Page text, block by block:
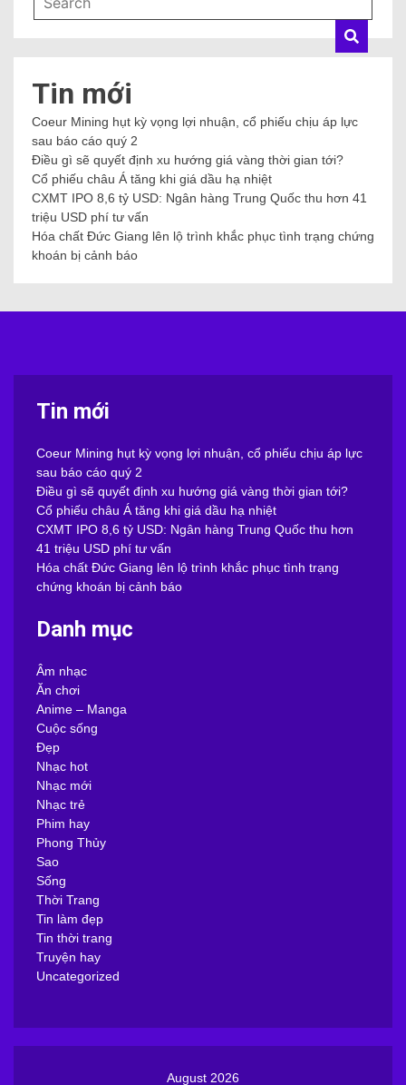
Tin mới
Coeur Mining hụt kỳ vọng lợi nhuận, cổ phiếu chịu áp lực
sau báo cáo quý 2
Điều gì sẽ quyết định xu hướng giá vàng thời gian tới?
Cổ phiếu châu Á tăng khi giá dầu hạ nhiệt
CXMT IPO 8,6 tỷ USD: Ngân hàng Trung Quốc thu hơn 41
triệu USD phí tư vấn
Hóa chất Đức Giang lên lộ trình khắc phục tình trạng chứng
khoán bị cảnh báo
Tin mới
Coeur Mining hụt kỳ vọng lợi nhuận, cổ phiếu chịu áp lực
sau báo cáo quý 2
Điều gì sẽ quyết định xu hướng giá vàng thời gian tới?
Cổ phiếu châu Á tăng khi giá dầu hạ nhiệt
CXMT IPO 8,6 tỷ USD: Ngân hàng Trung Quốc thu hơn
41 triệu USD phí tư vấn
Hóa chất Đức Giang lên lộ trình khắc phục tình trạng
chứng khoán bị cảnh báo
Danh mục
Âm nhạc
Ăn chơi
Anime – Manga
Cuộc sống
Đẹp
Nhạc hot
Nhạc mới
Nhạc trẻ
Phim hay
Phong Thủy
Sao
Sống
Thời Trang
Tin làm đẹp
Tin thời trang
Truyện hay
Uncategorized
August 2026